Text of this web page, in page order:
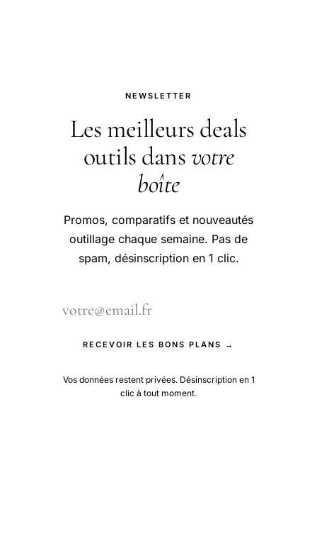
NEWSLETTER
Les meilleurs deals
outils dansvotre
boîte
Promos, comparatifs et nouveautés
outillage chaque semaine. Pas de
spam, désinscription en 1 clic.
RECEVOIR LES BONS PLANS →
Vos données restent privées. Désinscription en 1
clic à tout moment.